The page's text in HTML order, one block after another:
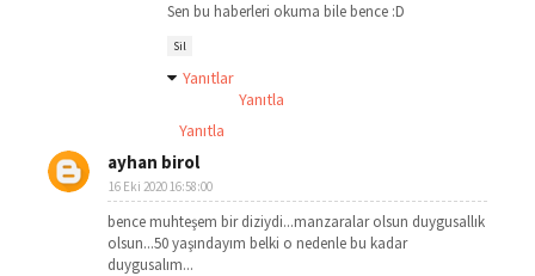
Sen bu haberleri okuma bile bence :D
Sil
Yanıtlar
Yanıtla
Yanıtla
ayhan birol
16 Eki 2020 16:58:00
bence muhteşem bir diziydi...manzaralar olsun duygusallık
olsun...50 yaşındayım belki o nedenle bu kadar
duygusalım...